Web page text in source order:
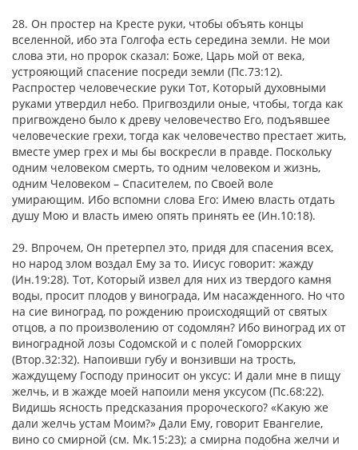
28. Он простер на Кресте руки, чтобы объять концы
вселенной, ибо эта Голгофа есть середина земли. Не мои
слова эти, но пророк сказал: Боже, Царь мой от века,
устрояющий спасение посреди земли (Пс.73:12).
Распростер человеческие руки Тот, Который духовными
руками утвердил небо. Пригвоздили оные, чтобы, тогда как
пригвождено было к древу человечество Его, подъявшее
человеческие грехи, тогда как человечество престает жить,
вместе умер грех и мы бы воскресли в правде. Поскольку
одним человеком смерть, то одним человеком и жизнь,
одним Человеком – Спасителем, по Своей воле
умирающим. Ибо вспомни слова Его: Имею власть отдать
душу Мою и власть имею опять принять ее (Ин.10:18).
29. Впрочем, Он претерпел это, придя для спасения всех,
но народ злом воздал Ему за то. Иисус говорит: жажду
(Ин.19:28). Тот, Который извел для них из твердого камня
воды, просит плодов у винограда, Им насажденного. Но что
на сие виноград, по рождению происходящий от святых
отцов, а по произволению от содомлян? Ибо виноград их от
виноградной лозы Содомской и с полей Гоморрских
(Втор.32:32). Напоивши губу и вонзивши на трость,
жаждущему Господу приносит он уксус: И дали мне в пищу
желчь, и в жажде моей напоили меня уксусом (Пс.68:22).
Видишь ясность предсказания пророческого? «Какую же
дали желчь устам Моим?» Дали Ему, говорит Евангелие,
вино со смирной (см. Мк.15:23); а смирна подобна желчи и